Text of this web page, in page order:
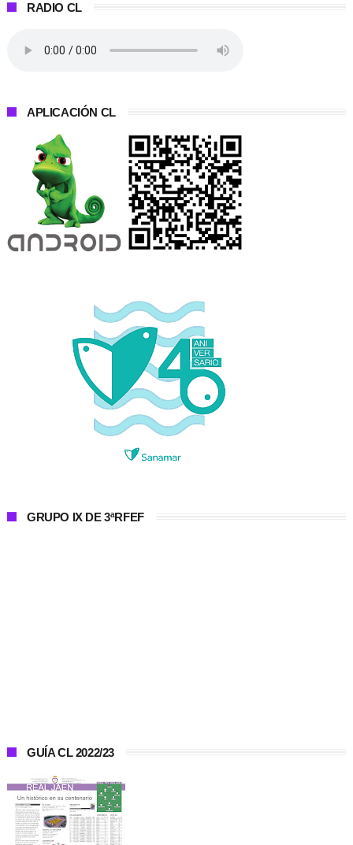
RADIO CL
APLICACIÓN CL
GRUPO IX DE 3ªRFEF
GUÍA CL 2022/23